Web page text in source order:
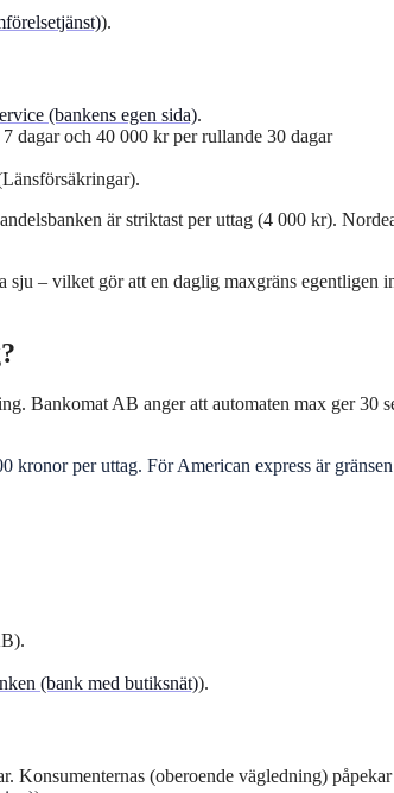
).
(bankens egen sida).
dagar och 40 000 kr per rullande 30 dagar
är striktast per uttag (4 000 kr).
– vilket gör att en daglig maxgräns egentligen
Bankomat AB anger att automaten max ger 30
kronor per uttag. För American express är gränsen
(bank med butiksnät)).
(oberoende vägledning) påpekar